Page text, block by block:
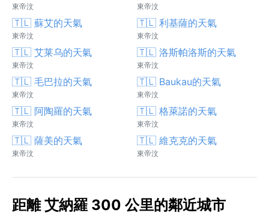
東帝汶 東帝汶
🇹🇱 蘇艾的天氣
東帝汶
🇹🇱 利基薩的天氣
東帝汶
🇹🇱 艾莱乌的天氣
東帝汶
🇹🇱 洛斯帕洛斯的天氣
東帝汶
🇹🇱 毛巴拉的天氣
東帝汶
🇹🇱 Baukau的天氣
東帝汶
🇹🇱 阿陶羅的天氣
東帝汶
🇹🇱 格萊諾的天氣
東帝汶
🇹🇱 薩美的天氣
東帝汶
🇹🇱 維克克的天氣
東帝汶
距離 艾納羅 300 公里的鄰近城市